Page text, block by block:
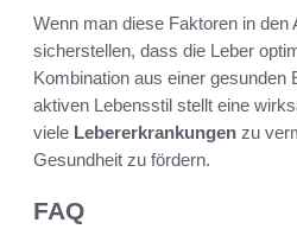
Wenn man diese Faktoren in den
sicherstellen, dass die Leber
Kombination aus einer gesunden
aktiven Lebensstil stellt eine
viele Lebererkrankungen zu
Gesundheit zu fördern.
FAQ